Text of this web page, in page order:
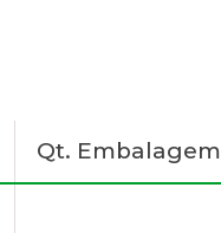
Qt. Embalagem